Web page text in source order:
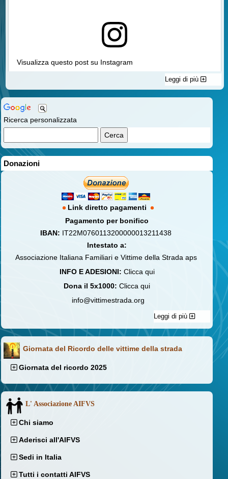
Ricerca personalizzata
Donazioni
Link diretto pagamenti
Pagamento per bonifico
IBAN: IT22M0760113200000013211438
Intestato a:
Associazione Italiana Familiari e Vittime della Strada aps
INFO E ADESIONI: Clicca qui
Dona il 5x1000: Clicca qui
info@vittimestrada.org
Leggi di più
Giornata del Ricordo delle vittime della strada
Giornata del ricordo 2025
L' Associazione AIFVS
Chi siamo
Aderisci all'AIFVS
Sedi in Italia
Tutti i contatti AIFVS
Visualizza questo post su Instagram
Leggi di più